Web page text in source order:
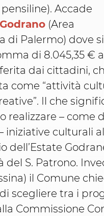
Accade
Godrano (Area
di Palermo) dove si
di 8.045,35 €
dai cittadini,
come “attività
Il che
realizzare – come
iniziative culturali
dell’Estate
del S. Patrono.
il Comune
scegliere tra i
Commissione